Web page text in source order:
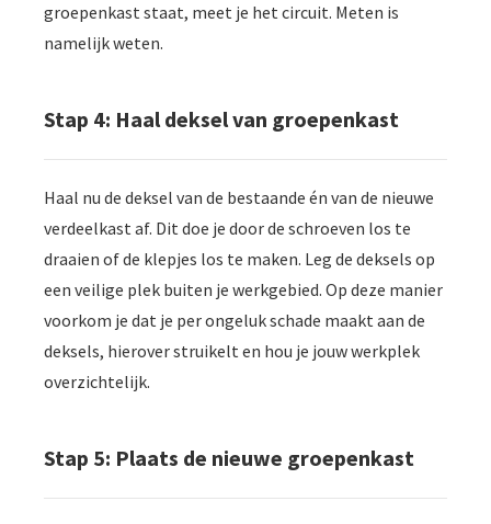
groepenkast staat, meet je het circuit. Meten is
namelijk weten.
Stap 4: Haal deksel van groepenkast
Haal nu de deksel van de bestaande én van de nieuwe
verdeelkast af. Dit doe je door de schroeven los te
draaien of de klepjes los te maken. Leg de deksels op
een veilige plek buiten je werkgebied. Op deze manier
voorkom je dat je per ongeluk schade maakt aan de
deksels, hierover struikelt en hou je jouw werkplek
overzichtelijk.
Stap 5: Plaats de nieuwe groepenkast